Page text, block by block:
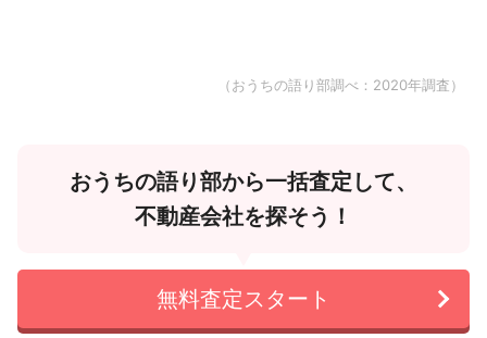
（おうちの語り部調べ：2020年調査）
おうちの語り部から一括査定して、
不動産会社を探そう！
無料査定スタート